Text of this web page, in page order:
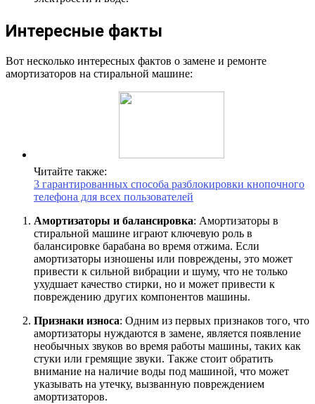
Интересные факты
Вот несколько интересных фактов о замене и ремонте
амортизаторов на стиральной машине:
Читайте также:
3 гарантированных способа разблокировки кнопочного
телефона для всех пользователей
Амортизаторы и балансировка: Амортизаторы в
стиральной машине играют ключевую роль в
балансировке барабана во время отжима. Если
амортизаторы изношены или повреждены, это может
привести к сильной вибрации и шуму, что не только
ухудшает качество стирки, но и может привести к
повреждению других компонентов машины.
Признаки износа: Одним из первых признаков того, что
амортизаторы нуждаются в замене, является появление
необычных звуков во время работы машины, таких как
стуки или гремящие звуки. Также стоит обратить
внимание на наличие воды под машиной, что может
указывать на утечку, вызванную повреждением
амортизаторов.